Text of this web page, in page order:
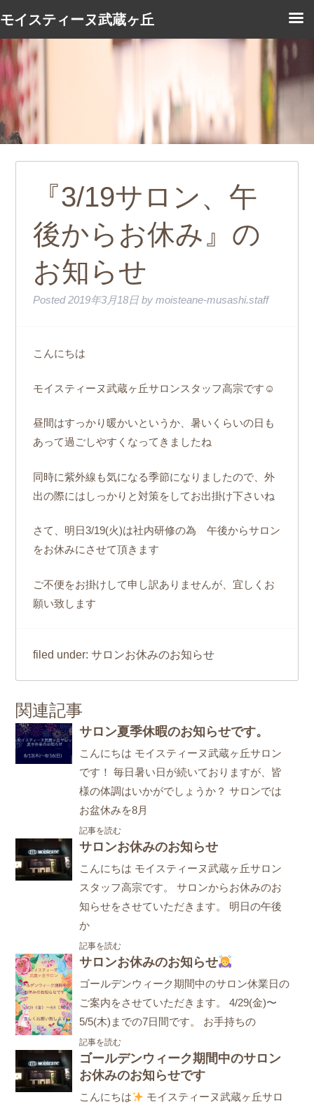
『3/19サロン、午
後からお休み』の
お知らせ
Posted2019年3月18日 by moisteane-musashi.staff
こんにちは
モイスティーヌ武蔵ヶ丘サロンスタッフ高宗です☺
昼間はすっかり暖かいというか、暑いくらいの日も
あって過ごしやすくなってきましたね
同時に紫外線も気になる季節になりましたので、外
出の際にはしっかりと対策をしてお出掛け下さいね
さて、明日3/19(火)は社内研修の為 午後からサロン
をお休みにさせて頂きます
ご不便をお掛けして申し訳ありませんが、宜しくお
願い致します
filed under:サロンお休みのお知らせ
関連記事
サロン夏季休暇のお知らせです。
こんにちは モイスティーヌ武蔵ヶ丘サロン
です！ 毎日暑い日が続いておりますが、皆
様の体調はいかがでしょうか？ サロンでは
お盆休みを8月
記事を読む
サロンお休みのお知らせ
こんにちは モイスティーヌ武蔵ヶ丘サロン
スタッフ高宗です。 サロンからお休みのお
知らせをさせていただきます。 明日の午後
か
記事を読む
サロンお休みのお知らせ
ゴールデンウィーク期間中のサロン休業日の
ご案内をさせていただきます。 4/29(金)〜
5/5(木)までの7日間です。 お手持ちの
記事を読む
ゴールデンウィーク期間中のサロン
お休みのお知らせです
こんにちは
モイスティーヌ武蔵ヶ丘サロ
モイスティーヌ武蔵ヶ丘